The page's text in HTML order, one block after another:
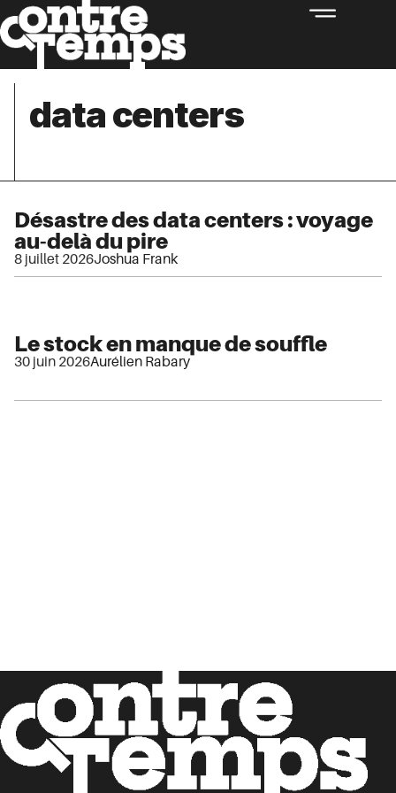
data centers
Désastre des data centers : voyage
au-delà du pire
8 juillet 2026Joshua Frank
Le stock en manque de souffle
30 juin 2026Aurélien Rabary